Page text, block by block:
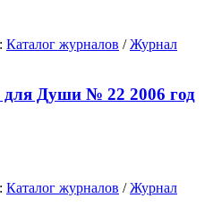
Каталог журналов /Журнал
Души № 22 2006 год
Каталог журналов /Журнал